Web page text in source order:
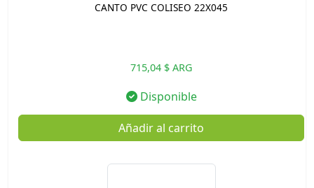
CANTO PVC COLISEO 22X045
715,04 $ ARG
Disponible
Añadir al carrito